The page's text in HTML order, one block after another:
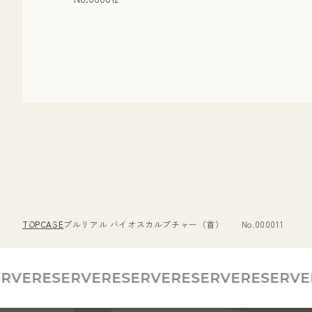
TOPCASEプルリアル バイオスカルプチャー（首） No.000011
RESERVERESERVERESERVERESERVE